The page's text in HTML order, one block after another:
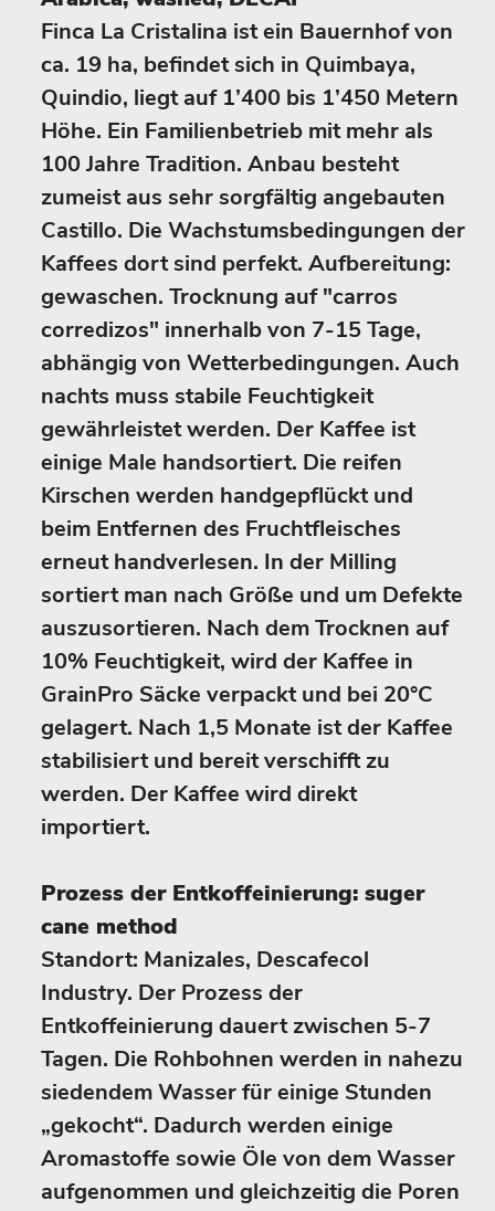
Finca La Cristalina ist ein Bauernhof von
ca. 19 ha, befindet sich in Quimbaya,
Quindio, liegt auf 1’400 bis 1’450 Metern
Höhe. Ein Familienbetrieb mit mehr als
100 Jahre Tradition. Anbau besteht
zumeist aus sehr sorgfältig angebauten
Castillo. Die Wachstumsbedingungen der
Kaffees dort sind perfekt. Aufbereitung:
gewaschen. Trocknung auf "carros
corredizos" innerhalb von 7-15 Tage,
abhängig von Wetterbedingungen. Auch
nachts muss stabile Feuchtigkeit
gewährleistet werden. Der Kaffee ist
einige Male handsortiert. Die reifen
Kirschen werden handgepflückt und
beim Entfernen des Fruchtfleisches
erneut handverlesen. In der Milling
sortiert man nach Größe und um Defekte
auszusortieren. Nach dem Trocknen auf
10% Feuchtigkeit, wird der Kaffee in
GrainPro Säcke verpackt und bei 20°C
gelagert. Nach 1,5 Monate ist der Kaffee
stabilisiert und bereit verschifft zu
werden. Der Kaffee wird direkt
importiert.
Prozess der Entkoffeinierung: suger
cane method
Standort: Manizales, Descafecol
Industry. Der Prozess der
Entkoffeinierung dauert zwischen 5-7
Tagen. Die Rohbohnen werden in nahezu
siedendem Wasser für einige Stunden
„gekocht“. Dadurch werden einige
Aromastoffe sowie Öle von dem Wasser
aufgenommen und gleichzeitig die Poren